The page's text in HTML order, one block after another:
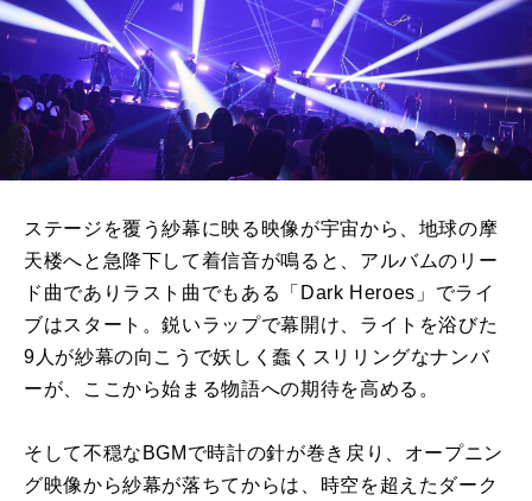
ステージを覆う紗幕に映る映像が宇宙から、地球の摩
天楼へと急降下して着信音が鳴ると、アルバムのリー
ド曲でありラスト曲でもある「Dark Heroes」でライ
ブはスタート。鋭いラップで幕開け、ライトを浴びた
9人が紗幕の向こうで妖しく蠢くスリリングなナンバ
ーが、ここから始まる物語への期待を高める。
そして不穏なBGMで時計の針が巻き戻り、オープニン
グ映像から紗幕が落ちてからは、時空を超えたダーク